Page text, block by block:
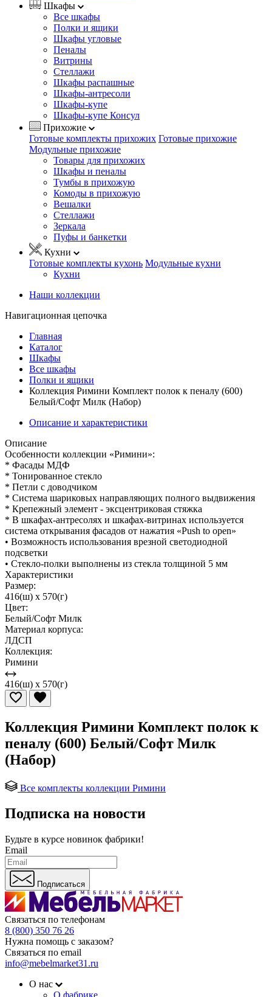
Шкафы
Все шкафы
Полки и ящики
Шкафы угловые
Пеналы
Витрины
Стеллажи
Шкафы распашные
Шкафы-антресоли
Шкафы-купе
Шкафы-купе Консул
Прихожие
Готовые комплекты прихожих Готовые прихожие
Модульные прихожие
Товары для прихожих
Шкафы и пеналы
Тумбы в прихожую
Комоды в прихожую
Вешалки
Стеллажи
Зеркала
Пуфы и банкетки
Кухни
Готовые комплекты кухонь Модульные кухни
Кухни
Наши коллекции
Навигационная цепочка
Главная
Каталог
Шкафы
Все шкафы
Полки и ящики
Коллекция Римини Комплект полок к пеналу (600)
Белый/Софт Милк (Набор)
Описание и характеристики
Описание
Особенности коллекции «Римини»:
* Фасады МДФ
* Тонированное стекло
* Петли с доводчиком
* Система шариковых направляющих полного выдвижения
* Крепежный элемент - эксцентриковая стяжка
* В шкафах-антресолях и шкафах-витринах используется
система открывания фасадов от нажатия «Push to open»
• Возможность использования врезной светодиодной
подсветки
• Стекло-полки выполнены из стекла толщиной 5 мм
Характеристики
Размер:
416(ш) x 570(г)
Цвет:
Белый/Софт Милк
Материал корпуса:
ЛДСП
Коллекция:
Римини
416(ш) x 570(г)
Коллекция Римини Комплект полок к
пеналу (600) Белый/Софт Милк
(Набор)
Все комплекты коллекции Римини
Подписка на новости
Будьте в курсе новинок фабрики!
Email
Подписаться
Связаться по телефонам
8 (800) 350 76 26
Нужна помощь с заказом?
Связаться по email
info@mebelmarket31.ru
О нас